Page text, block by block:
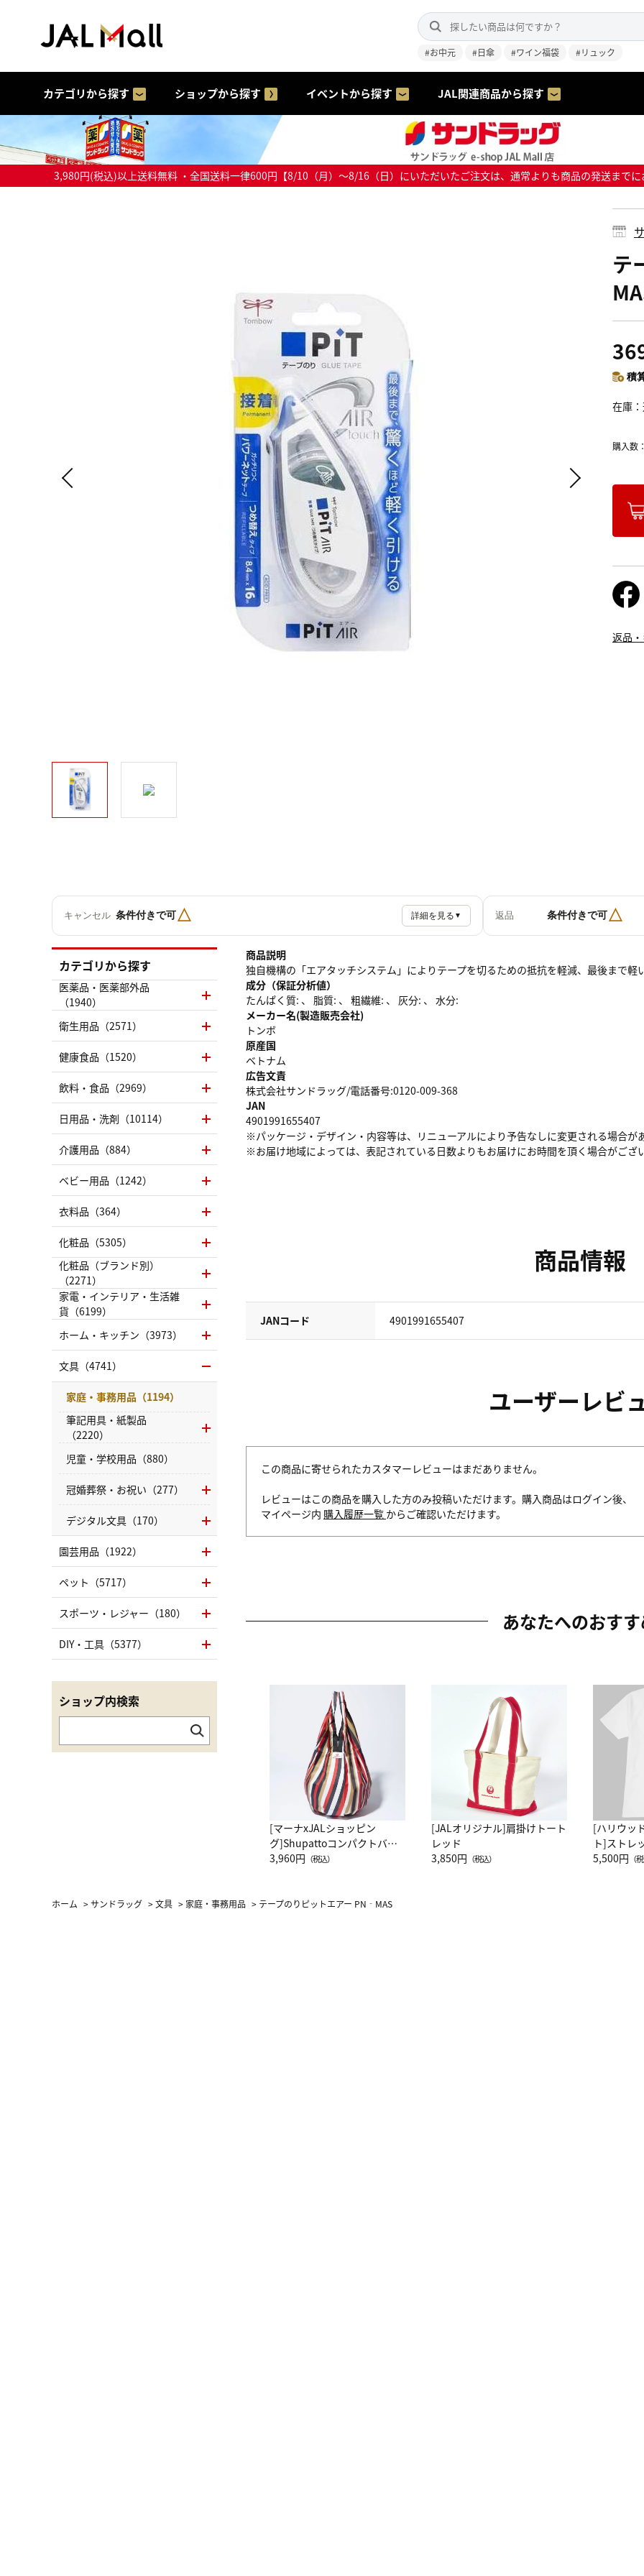
#お中元 #日傘 #ワイン福袋 #リュック
カテゴリから探す ショップから探す イベントから探す JAL関連商品から探す
3,980円(税込)以上送料無料 ・全国送料一律600円【8/10（月）～8/16（日）にいただいたご注文は、通常よりも商品の発送まで
テ
積
在庫
購入数
返品
キャンセル 条件付きで可△ 詳細を見る ▼ 返品 条件付きで可△
商品説明
独自機構の「エアタッチシステム」によりテープを切るための抵抗を軽減、最後まで
成分（保証分析値）
たんぱく質: 、 脂質: 、 粗繊維: 、 灰分: 、 水分:
メーカー名(製造販売会社)
トンボ
原産国
ベトナム
広告文責
株式会社サンドラッグ/電話番号:0120-009-368
JAN
4901991655407
※パッケージ・デザイン・内容等は、リニューアルにより予告なしに変更される場合が
※お届け地域によっては、表記されている日数よりもお届けにお時間を頂く場合がござ
商品情報
JANコード 4901991655407
ユーザーレビ
この商品に寄せられたカスタマーレビューはまだありません。
レビューはこの商品を購入した方のみ投稿いただけます。購入商品はログイン後、
マイページ内 購入履歴一覧 からご確認いただけます。
あなたへのおす
[マーナxJALショッピン
グ]Shupattoコンパクトバッ
グ Drop JAL客室乗務員
3,960円 （税込）
[JALオリジナル]肩掛けトート
レッド
3,850円 （税込）
[ハリウッ
ト]ストレ
ーネック
5,500円 （
カテゴリから探す
医薬品・医薬部外品
（1940）
衛生用品（2571）
健康食品（1520）
飲料・食品（2969）
日用品・洗剤（10114）
介護用品（884）
ベビー用品（1242）
衣料品（364）
化粧品（5305）
化粧品（ブランド別）
（2271）
家電・インテリア・生活雑
貨（6199）
ホーム・キッチン（3973）
文具（4741）
家庭・事務用品（1194）
筆記用具・紙製品
（2220）
児童・学校用品（880）
冠婚葬祭・お祝い（277）
デジタル文具（170）
園芸用品（1922）
ペット（5717）
スポーツ・レジャー（180）
DIY・工具（5377）
ショップ内検索
ホーム >サンドラッグ >文具 > 家庭・事務用品 > テープのりピットエアー PN‐MAS